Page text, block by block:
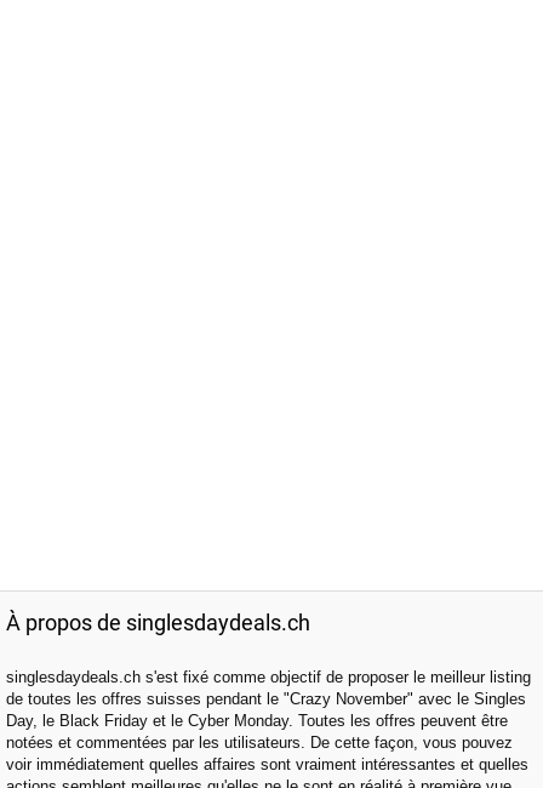
À propos de singlesdaydeals.ch
singlesdaydeals.ch s'est fixé comme objectif de proposer le meilleur listing
de toutes les offres suisses pendant le "Crazy November" avec le Singles
Day, le Black Friday et le Cyber Monday. Toutes les offres peuvent être
notées et commentées par les utilisateurs. De cette façon, vous pouvez
voir immédiatement quelles affaires sont vraiment intéressantes et quelles